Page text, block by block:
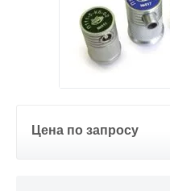
Цена по запросу